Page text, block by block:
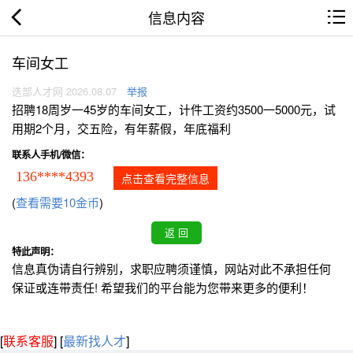
信息内容
车间女工
迭部人才网 2026.08.07 举报
招聘18周岁一45岁的车间女工，计件工资约3500一5000元，试
用期2个月，交五险，有年薪假，年底福利
联系人手机/微信：
136****4393 点击查看完整信息
(查看需要10金币)
特此声明：
信息真伪请自行辨别，求职应聘须谨慎，网站对此不承担任何
保证或连带责任! 希望我们的平台能为您带来更多的便利！
[联系客服] [最新找人才]